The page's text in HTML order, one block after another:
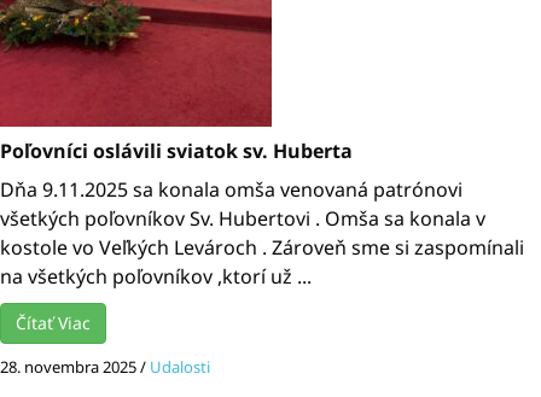
Poľovníci oslávili sviatok sv. Huberta
Dňa 9.11.2025 sa konala omša venovaná patrónovi
všetkých poľovníkov Sv. Hubertovi . Omša sa konala v
kostole vo Veľkých Levároch . Zároveň sme si zaspomínali
na všetkých poľovníkov ,ktorí už ...
Čítať Viac
28. novembra 2025/ Udalosti